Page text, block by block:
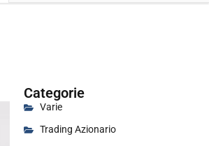
Categorie
Varie
Trading Azionario